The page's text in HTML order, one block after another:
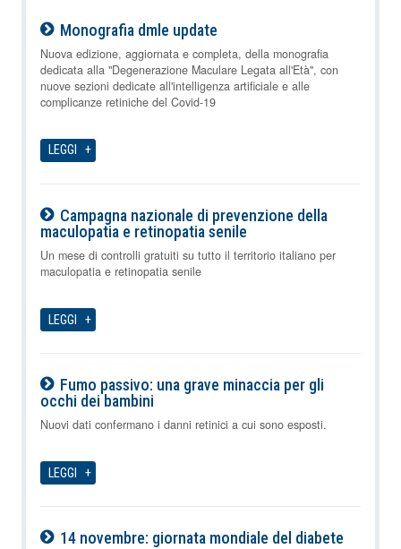
Monografia dmle update
09-08-2026
Nuova edizione, aggiornata e completa, della monografia
dedicata alla "Degenerazione Maculare Legata all'Età", con
nuove sezioni dedicate all'intelligenza artificiale e alle
complicanze retiniche del Covid-19
LEGGI
Campagna nazionale di prevenzione della
maculopatia e retinopatia senile
09-08-2026
Un mese di controlli gratuiti su tutto il territorio italiano per
maculopatia e retinopatia senile
LEGGI
Fumo passivo: una grave minaccia per gli
occhi dei bambini
09-08-2026
Nuovi dati confermano i danni retinici a cui sono esposti.
LEGGI
14 novembre: giornata mondiale del diabete